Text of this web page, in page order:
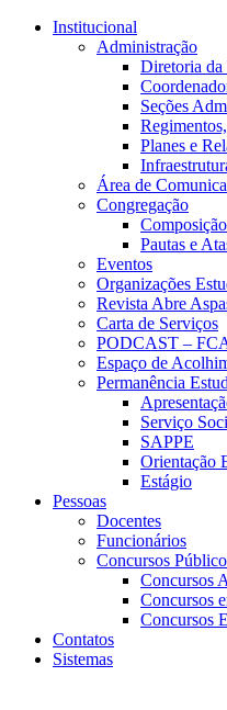
Conteúdo principal
Institucional
Administração
Diretoria da
Seções
Planes e
Área de
Congregação
Composição
Pautas e
Eventos
Organizações
Revista Abre
Carta de Serviços
PODCAST –
Espaço de
Permanência
Serviço
SAPPE
Orientação
Estágio
Pessoas
Docentes
Funcionários
Concursos
Concursos
Concursos
Concursos
Contatos
Sistemas